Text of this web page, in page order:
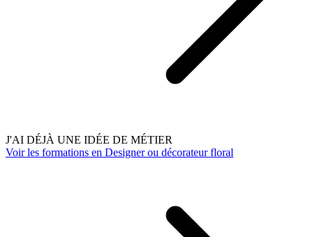
J'AI DÉJÀ UNE IDÉE DE MÉTIER
Voir les formations en Designer ou décorateur floral